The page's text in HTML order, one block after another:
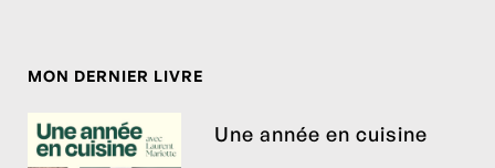
MON DERNIER LIVRE
Une année en cuisine